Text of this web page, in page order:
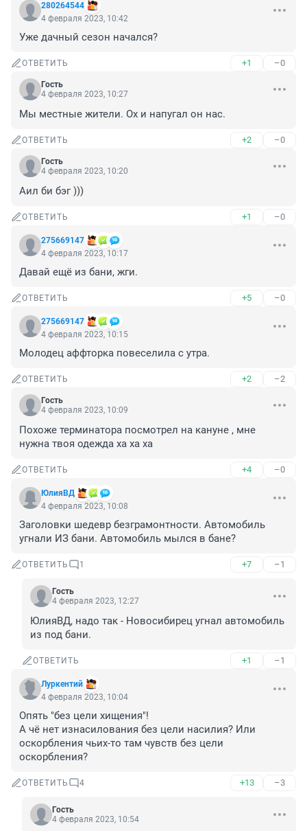
280264544
4 февраля 2023, 10:42
Уже дачный сезон начался?
ОТВЕТИТЬ +1 –0
Гость
4 февраля 2023, 10:27
Мы местные жители. Ох и напугал он нас.
ОТВЕТИТЬ +2 –0
Гость
4 февраля 2023, 10:20
Аил би бэг )))
ОТВЕТИТЬ +1 –0
275669147
4 февраля 2023, 10:17
Давай ещё из бани, жги.
ОТВЕТИТЬ +5 –0
275669147
4 февраля 2023, 10:15
Молодец аффторка повеселила с утра.
ОТВЕТИТЬ +2 –2
Гость
4 февраля 2023, 10:09
Похоже терминатора посмотрел на кануне , мне
нужна твоя одежда ха ха ха
ОТВЕТИТЬ +4 –0
ЮлияВД
4 февраля 2023, 10:08
Заголовки шедевр безграмонтности. Автомобиль
угнали ИЗ бани. Автомобиль мылся в бане?
ОТВЕТИТЬ 1 +7 –1
Гость
4 февраля 2023, 12:27
ЮлияВД, надо так - Новосибирец угнал автомобиль
из под бани.
ОТВЕТИТЬ +1 –1
Луркентий
4 февраля 2023, 10:04
Опять "без цели хищения"!
А чё нет изнасилования без цели насилия? Или
оскорбления чьих-то там чувств без цели
оскорбления?
ОТВЕТИТЬ 4 +13 –3
Гость
4 февраля 2023, 10:54